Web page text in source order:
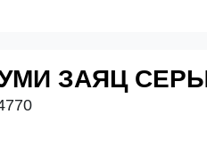
ЗАЯЦ